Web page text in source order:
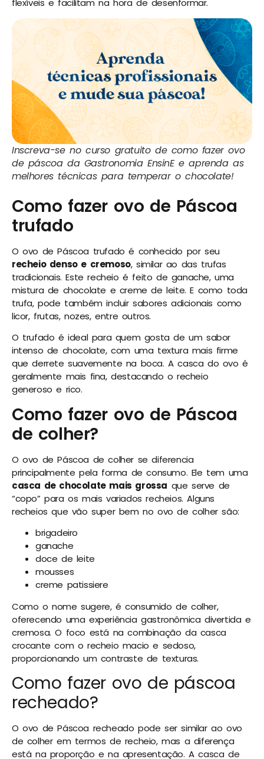
flexíveis e facilitam na hora de desenformar.
Inscreva-se no curso gratuito de como fazer ovo
de páscoa da Gastronomia EnsinE e aprenda as
melhores técnicas para temperar o chocolate!
Como fazer ovo de Páscoa
trufado
O ovo de Páscoa trufado é conhecido por seu
recheio denso e cremoso, similar ao das trufas
tradicionais. Este recheio é feito de ganache, uma
mistura de chocolate e creme de leite. E como toda
trufa, pode também incluir sabores adicionais como
licor, frutas, nozes, entre outros.
O trufado é ideal para quem gosta de um sabor
intenso de chocolate, com uma textura mais firme
que derrete suavemente na boca. A casca do ovo é
geralmente mais fina, destacando o recheio
generoso e rico.
Como fazer ovo de Páscoa
de colher?
O ovo de Páscoa de colher se diferencia
principalmente pela forma de consumo. Ele tem uma
casca de chocolate mais grossa que serve de
“copo” para os mais variados recheios. Alguns
recheios que vão super bem no ovo de colher são:
brigadeiro
ganache
doce de leite
mousses
creme patissiere
Como o nome sugere, é consumido de colher,
oferecendo uma experiência gastronômica divertida e
cremosa. O foco está na combinação da casca
crocante com o recheio macio e sedoso,
proporcionando um contraste de texturas.
Como fazer ovo de páscoa
recheado?
O ovo de Páscoa recheado pode ser similar ao ovo
de colher em termos de recheio, mas a diferença
está na proporção e na apresentação. A casca de